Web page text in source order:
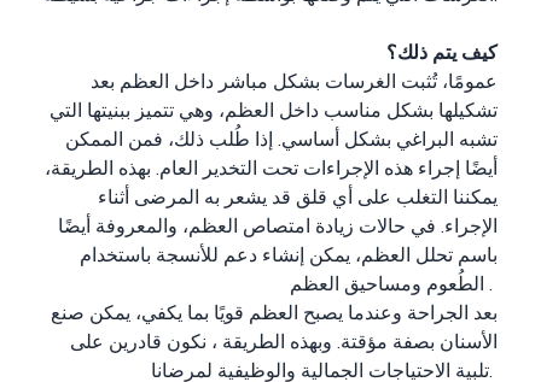
كيف يتم ذلك؟
عمومًا، تُثبت الغرسات بشكل مباشر داخل العظم بعد
تشكيلها بشكل مناسب داخل العظم، وهي تتميز ببنيتها التي
تشبه البراغي بشكل أساسي. إذا طُلب ذلك، فمن الممكن
أيضًا إجراء هذه الإجراءات تحت التخدير العام. بهذه الطريقة،
يمكننا التغلب على أي قلق قد يشعر به المرضى أثناء
الإجراء. في حالات زيادة امتصاص العظم، والمعروفة أيضًا
باسم تحلل العظم، يمكن إنشاء دعم للأنسجة باستخدام
بعد الجراحة وعندما يصبح العظم قويًا بما يكفي، يمكن صنع
الأسنان بصفة مؤقتة. وبهذه الطريقة ، نكون قادرين على